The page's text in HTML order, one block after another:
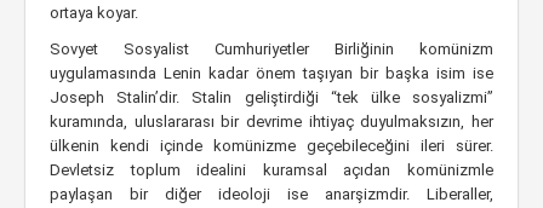
ortaya koyar.
Sovyet Sosyalist Cumhuriyetler Birliğinin komünizm
uygulamasında Lenin kadar önem taşıyan bir başka isim ise
Joseph Stalin’dir. Stalin geliştirdiği “tek ülke sosyalizmi”
kuramında, uluslararası bir devrime ihtiyaç duyulmaksızın, her
ülkenin kendi içinde komünizme geçebileceğini ileri sürer.
Devletsiz toplum idealini kuramsal açıdan komünizmle
paylaşan bir diğer ideoloji ise anarşizmdir. Liberaller,